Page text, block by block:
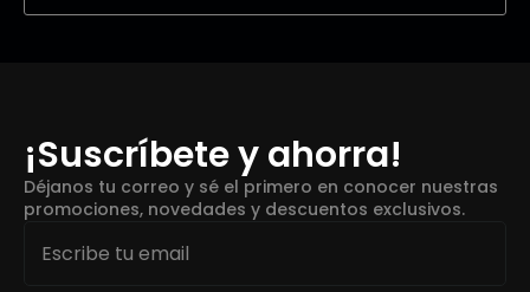
¡Suscríbete y ahorra!
Déjanos tu correo y sé el primero en conocer nuestras
promociones, novedades y descuentos exclusivos.
Email